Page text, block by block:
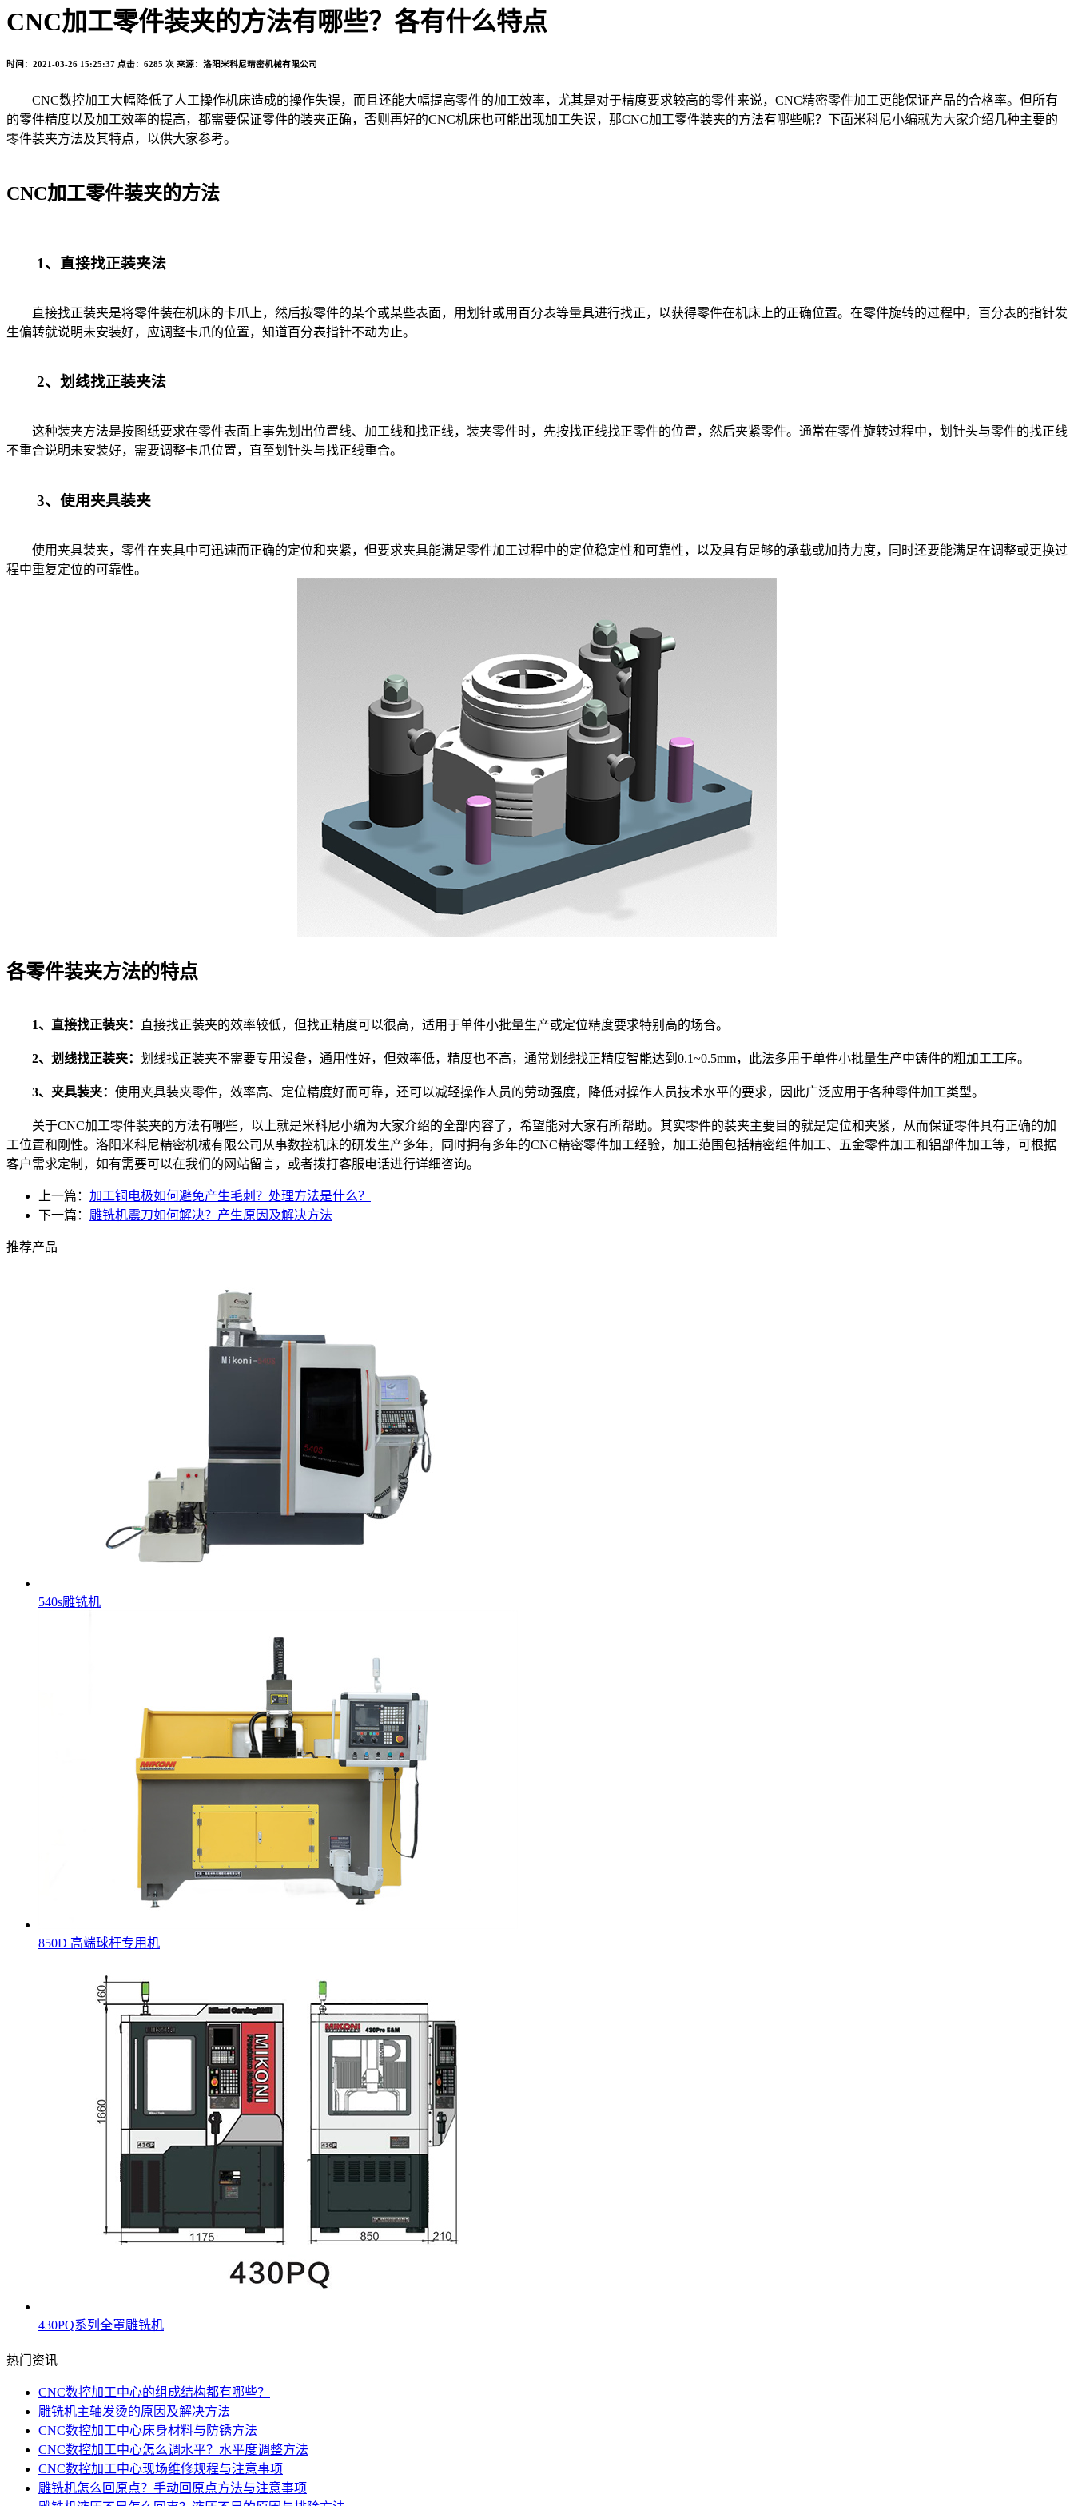
CNC加工零件装夹的方法有哪些？各有什么特点
时间：2021-03-26 15:25:37 点击：6285 次 来源：洛阳米科尼精密机械有限公司
CNC数控加工大幅降低了人工操作机床造成的操作失误，而且还能大幅提高零件的加工效率，尤其是对于精度要求较高的零件来说，CNC精密零件加工更能保证产品的合格率。但所有
的零件精度以及加工效率的提高，都需要保证零件的装夹正确，否则再好的CNC机床也可能出现加工失误，那CNC加工零件装夹的方法有哪些呢？下面米科尼小编就为大家介绍几种主要的
零件装夹方法及其特点，以供大家参考。
CNC加工零件装夹的方法
1、直接找正装夹法
直接找正装夹是将零件装在机床的卡爪上，然后按零件的某个或某些表面，用划针或用百分表等量具进行找正，以获得零件在机床上的正确位置。在零件旋转的过程中，百分表的指针发
生偏转就说明未安装好，应调整卡爪的位置，知道百分表指针不动为止。
2、划线找正装夹法
这种装夹方法是按图纸要求在零件表面上事先划出位置线、加工线和找正线，装夹零件时，先按找正线找正零件的位置，然后夹紧零件。通常在零件旋转过程中，划针头与零件的找正线
不重合说明未安装好，需要调整卡爪位置，直至划针头与找正线重合。
3、使用夹具装夹
使用夹具装夹，零件在夹具中可迅速而正确的定位和夹紧，但要求夹具能满足零件加工过程中的定位稳定性和可靠性，以及具有足够的承载或加持力度，同时还要能满足在调整或更换过
程中重复定位的可靠性。
各零件装夹方法的特点
1、直接找正装夹： 直接找正装夹的效率较低，但找正精度可以很高，适用于单件小批量生产或定位精度要求特别高的场合。
2、划线找正装夹： 划线找正装夹不需要专用设备，通用性好，但效率低，精度也不高，通常划线找正精度智能达到0.1~0.5mm，此法多用于单件小批量生产中铸件的粗加工工序。
3、夹具装夹： 使用夹具装夹零件，效率高、定位精度好而可靠，还可以减轻操作人员的劳动强度，降低对操作人员技术水平的要求，因此广泛应用于各种零件加工类型。
关于CNC加工零件装夹的方法有哪些，以上就是米科尼小编为大家介绍的全部内容了，希望能对大家有所帮助。其实零件的装夹主要目的就是定位和夹紧，从而保证零件具有正确的加
工位置和刚性。洛阳米科尼精密机械有限公司从事数控机床的研发生产多年，同时拥有多年的CNC精密零件加工经验，加工范围包括精密组件加工、五金零件加工和铝部件加工等，可根据
客户需求定制，如有需要可以在我们的网站留言，或者拨打客服电话进行详细咨询。
上一篇： 加工铜电极如何避免产生毛刺？处理方法是什么？
下一篇： 雕铣机震刀如何解决？产生原因及解决方法
推荐产品
540s雕铣机
850D 高端球杆专用机
430PQ系列全罩雕铣机
热门资讯
CNC数控加工中心的组成结构都有哪些？
雕铣机主轴发烫的原因及解决方法
CNC数控加工中心床身材料与防锈方法
CNC数控加工中心怎么调水平？水平度调整方法
CNC数控加工中心现场维修规程与注意事项
雕铣机怎么回原点？手动回原点方法与注意事项